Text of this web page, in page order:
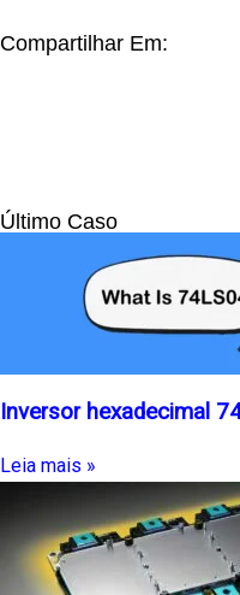
Compartilhar Em:
Último Caso
Inversor hexadecimal
Leia mais »